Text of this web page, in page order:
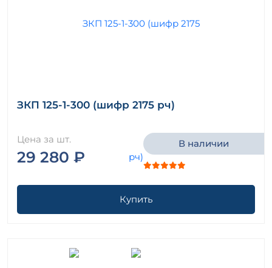
ЗКП 125-1-300 (шифр 2175 рч)
Цена за шт.
29 280 ₽
В наличии
Купить